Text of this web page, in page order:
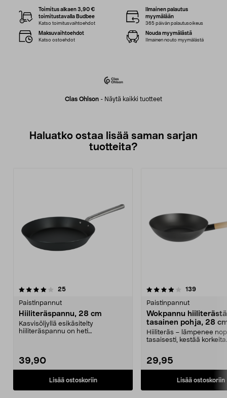
Clas Ohlson - Näytä kaikki tuotteet
Toimitus alkaen 3,90 €
toimitustavalla Budbee
Katso toimitusvaihtoehdot
Ilmainen palautus
myymälään
365 päivän palautusoikeus
Maksuvaihtoehdot
Katso ostoehdot
Nouda myymälästä
Ilmainen nouto myymälästä
Haluatko ostaa lisää saman sarjan
tuotteita?
25arvostelut
Paistinpannut
Hiiliteräspannu, 28 cm
Kasvisöljyllä esikäsitelty
hiiliteräspannu on heti
39,90
Lisää ostoskoriin
4.0viidestä
139arvostelut
Paistinpannut
Wokpannu
tasainen pohja, 28
Hiiliteräs – lämpenee
tasaisesti, kestää korkeita
29,95
Lisää ostoskoriin